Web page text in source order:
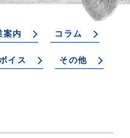
案内 コラム
イス その他